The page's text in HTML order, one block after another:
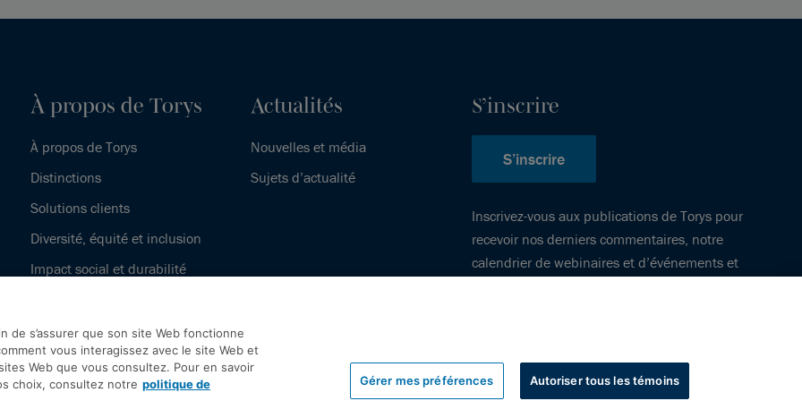
À propos de Torys
À propos de Torys
Distinctions
Solutions clients
Diversité, équité et inclusion
Impact social et durabilité
Actualités
Nouvelles et média
Sujets d’actualité
S’inscrire
S’inscrire
Inscrivez-vous aux publications de Torys pour
recevoir nos derniers commentaires, notre
calendrier de webinaires et d’événements et
de s’assurer que son site Web fonctionne
vous interagissez avec le site Web et
Web que vous consultez. Pour en savoir
choix, consultez notre politique de
Gérer mes préférences Autoriser tous les témoins